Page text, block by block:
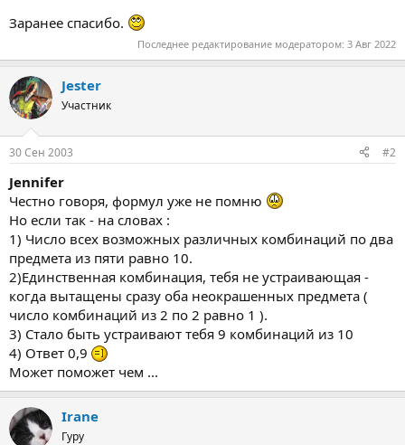
Заранее спасибо.
Последнее редактирование модератором: 3 Авг 2022
Jester
Участник
30 Сен 2003 #2
Jennifer
Честно говоря, формул уже не помню
Но если так - на словах :
1) Число всех возможных различных комбинаций по два
предмета из пяти равно 10.
2)Единственная комбинация, тебя не устраивающая -
когда вытащены сразу оба неокрашенных предмета (
число комбинаций из 2 по 2 равно 1 ).
3) Стало быть устраивают тебя 9 комбинаций из 10
4) Ответ 0,9
Может поможет чем ...
Irane
Гуру